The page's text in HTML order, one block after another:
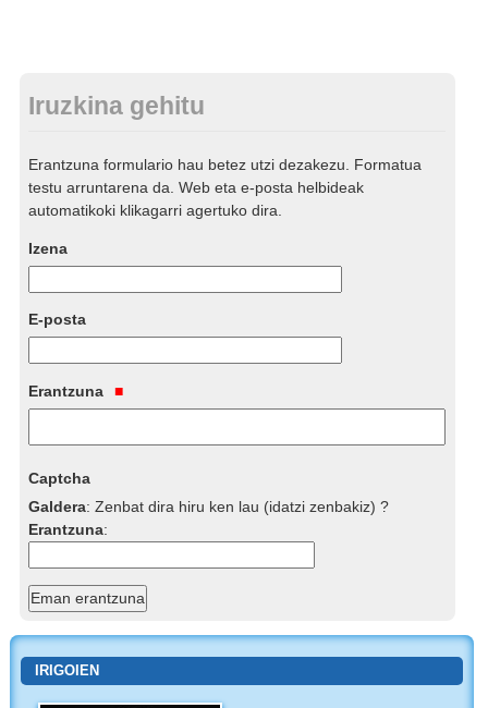
Iruzkina gehitu
Erantzuna formulario hau betez utzi dezakezu. Formatua
testu arruntarena da. Web eta e-posta helbideak
automatikoki klikagarri agertuko dira.
Izena
E-posta
Erantzuna
Captcha
Galdera:Zenbat dira hiru ken lau (idatzi zenbakiz) ?
Erantzuna:
IRIGOIEN